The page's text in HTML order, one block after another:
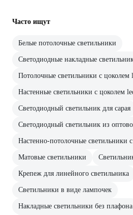
Часто ищут
Белые потолочные светильники
Светодиодные накладные
Потолочные светильники с цоколем
Настенные светильники с цоколем
Светодиодный светильник для сарая
Светодиодный светильник из
Настенно-потолочные светильники
Матовые светильники
Крепеж для линейного светильника
Светильники в виде лампочек
Накладные светильники без плафона